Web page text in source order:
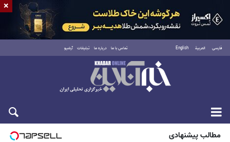
فارسی العربية English تماس با ما درباره ما تبلیغات آرشیو
پنجشنبه ۱۵ مرداد ۱۴۰۵
مطالب پیشنهادی
×